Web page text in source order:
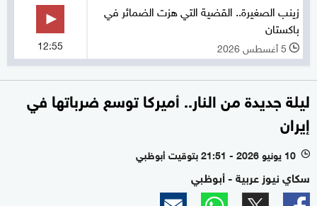
زينب الصغيرة.. القضية التي هزت الضمائر في
باكستان
l 5 أغسطس 2026 12:55
ليلة جديدة من النار.. أميركا توسع ضرباتها في
إيران
l 10 يونيو 2026 - 21:51 بتوقيت أبوظبي
سكاي نيوز عربية - أبوظبي